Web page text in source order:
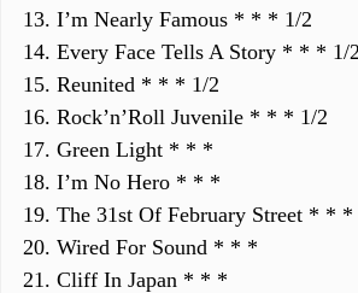
13. I’m Nearly Famous * * * 1/2
14. Every Face Tells A Story * * * 1/2
15. Reunited * * * 1/2
16. Rock’n’Roll Juvenile * * * 1/2
17. Green Light * * *
18. I’m No Hero * * *
19. The 31st Of February Street * * *
20. Wired For Sound * * *
21. Cliff In Japan * * *